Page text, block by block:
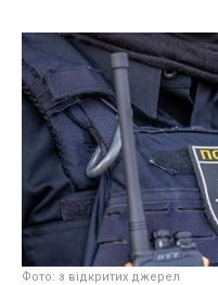
Фото: з відкритих джерел